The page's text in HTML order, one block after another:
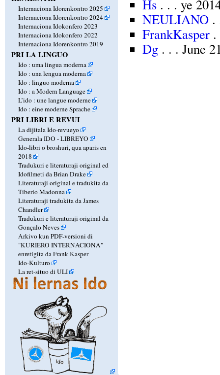
Internaciona Idorenkontro 2025
Internaciona Idorenkontro 2024
Internaciona Idokonfero 2023
Internaciona Idokonfero 2022
Internaciona Idorenkontro 2019
PRI LA LINGUO
Ido : uma lingua moderna
Ido : una lengua moderna
Ido : linguo moderna
Ido : a Modern Language
L’ido : une langue moderne
Ido : eine moderne Sprache
PRI LIBRI E REVUI
La dijitala Ido-revueyo
Generala IDO - LIBREYO
Ido-libri o broshuri, qua aparis en
2018
Tradukuri e literaturaji original ed
Idofilmeti da Brian Drake
Literaturaji original e tradukita da
Tiberio Madonna
Literaturaji tradukita da James
Chandler
Tradukuri e literaturaji original da
Gonçalo Neves
Arkivo kun PDF-versioni di
"KURIERO INTERNACIONA"
enretigita da Frank Kasper
Ido-Kulturo
La ret-situo di ULI
Hs. . . ye
NEULIANO.
FrankKasper.
Dg. . . June